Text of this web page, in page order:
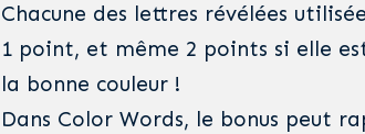
Chacune des lettres révélées
1 point, et même 2 points si elle
la bonne couleur !
Dans Color Words, le bonus peut